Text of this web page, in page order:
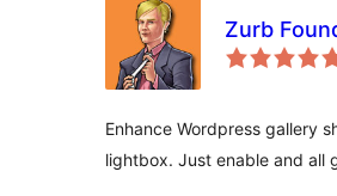
Zurb
Enhance Wordpress gallery
lightbox. Just enable and all